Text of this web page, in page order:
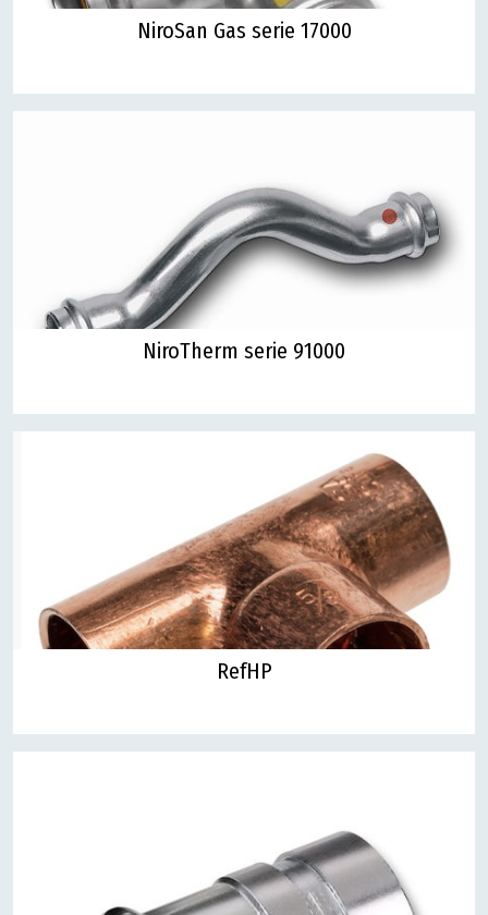
NiroSan Gas serie 17000
NiroTherm serie 91000
RefHP